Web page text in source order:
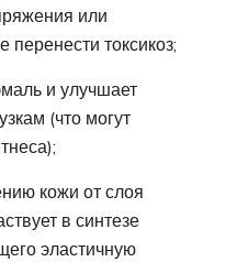
или
перенести токсикоз;
и улучшает
(что могут
кожи от слоя
в синтезе
эластичную